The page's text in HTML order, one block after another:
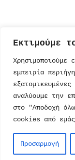
Εκτιμούμε
Χρησιμοποιούμε
εμπειρία
αναλύουμε την
στο "Αποδοχή
cookies από
Προσαρμογή
ΤΟΥΡΤΕΣ
ΠΡΟΣΚΛΗΣΕΙΣ
ΒΙΒΛΙΑ
Rights Reserved.